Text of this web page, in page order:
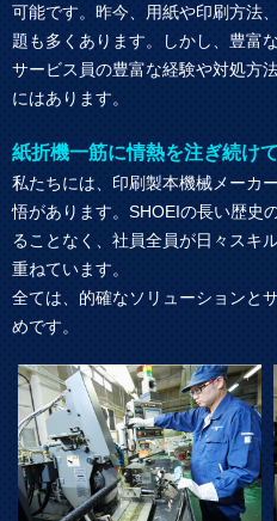
可能です。昨今、用紙や印刷方法
題も多くあります。しかし、豊富
サービス員の豊富な経験や対処方
にはあります。
紙折機一筋に情熱を注ぎ続け
私たちには、印刷製本機械メーカ
悟があります。SHOEIの長い歴史
ることなく、社員全員が日々スキ
重ねています。
全ては、的確なソリューションと
めです。